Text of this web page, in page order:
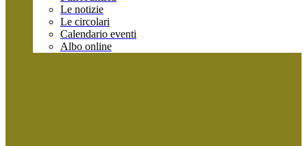
Le notizie
Le circolari
Calendario eventi
Albo online